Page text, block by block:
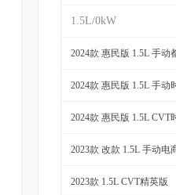
1.5L/0kW
2024款 惠民版 1.5L 手动
2024款 惠民版 1.5L 手动
2024款 惠民版 1.5L CVT
2023款 改款 1.5L 手动电
2023款 1.5L CVT精英版